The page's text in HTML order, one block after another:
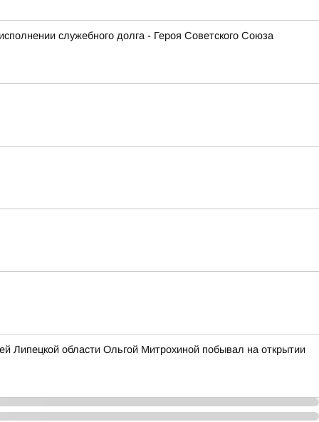
служебного долга - Героя Советского Союза
Липецкой области Ольгой Митрохиной побывал на открытии